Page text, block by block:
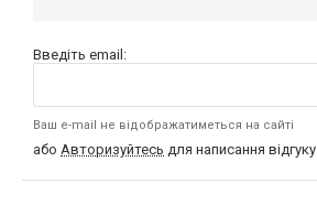
Введіть email:
Ваш e-mail не відображатиметься на сайті
або Авторизуйтесь для написання відгуку